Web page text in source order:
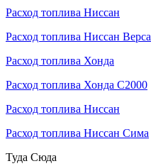
Расход топлива Ниссан
Расход топлива Ниссан Верса
Расход топлива Хонда
Расход топлива Хонда С2000
Расход топлива Ниссан
Расход топлива Ниссан Сима
Туда Сюда